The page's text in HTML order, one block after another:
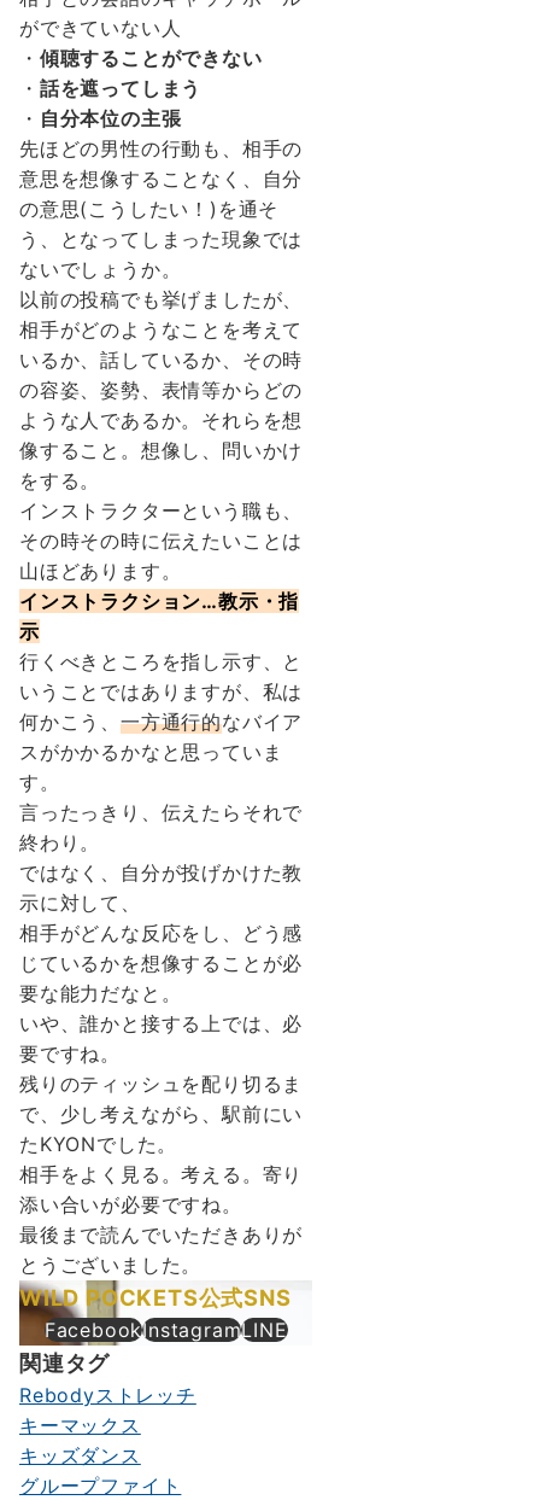
ができていない人
・ 傾聴することができない
・ 話を遮ってしまう
・ 自分本位の主張
先ほどの男性の行動も、相手の
意思を想像することなく、自分
の意思(こうしたい！)を通そ
う、となってしまった現象では
ないでしょうか。
以前の投稿でも挙げましたが、
相手がどのようなことを考えて
いるか、話しているか、その時
の容姿、姿勢、表情等からどの
ような人であるか。それらを想
像すること。想像し、問いかけ
をする。
インストラクターという職も、
その時その時に伝えたいことは
山ほどあります。
インストラクション…教示・指
示
行くべきところを指し示す、と
いうことではありますが、私は
何かこう、 一方通行的なバイア
スがかかるかなと思っていま
す。
言ったっきり、伝えたらそれで
終わり。
ではなく、自分が投げかけた教
示に対して、
相手がどんな反応をし、どう感
じているかを想像すること が必
要な能力だなと。
いや、誰かと接する上では、必
要ですね。
残りのティッシュを配り切るま
で、少し考えながら、駅前にい
たKYONでした。
相手をよく見る。考える。寄り
添い合いが必要ですね。
最後まで読んでいただきありが
とうございました。
WILD POCKETS公式SNS
FacebookInstagramLINE
関連タグ
Rebodyストレッチ
キーマックス
キッズダンス
グループファイト